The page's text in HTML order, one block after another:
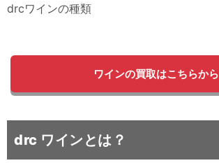
drcワインの種類
ワインの買取はこちらから
drc ワインとは？